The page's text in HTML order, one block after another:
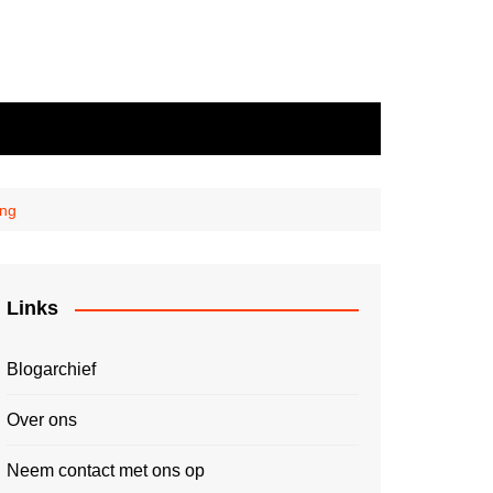
Links
Blogarchief
Over ons
Neem contact met ons op